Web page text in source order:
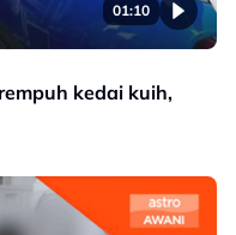
01:10
kedai kuih,